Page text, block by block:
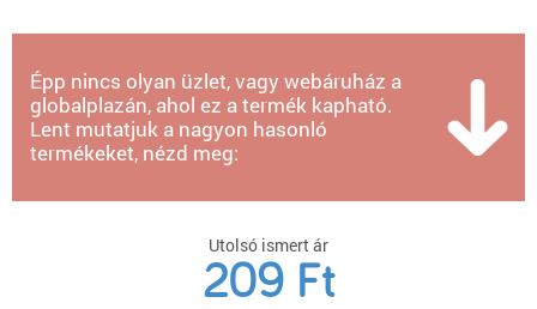
Épp nincs olyan üzlet, vagy webáruház a
globalplazán, ahol ez a termék kapható.
Lent mutatjuk a nagyon hasonló
termékeket, nézd meg:
Utolsó ismert ár
209 Ft